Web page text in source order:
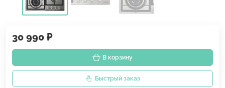
30 990 ₽
В корзину
Быстрый заказ